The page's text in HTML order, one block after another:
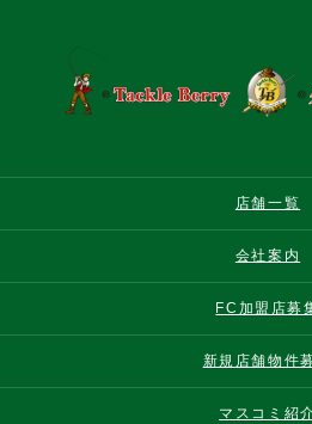
店舗一覧
会社案内
FC加盟店募
新規店舗物件
マスコミ紹